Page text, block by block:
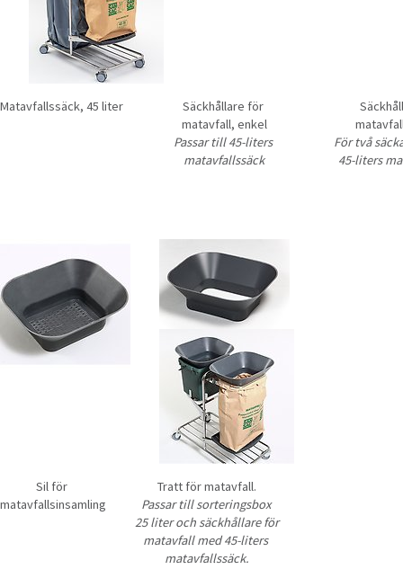
Matavfallssäck, 45 liter
Säckhållare för
matavfall, enkel
Passar till 45-liters
matavfallssäck
För två
45-liters
Förstora bilden
Sil för
matavfallsinsamling
Tratt för matavfall.
Passar till sorteringsbox
25 liter och säckhållare för
matavfall med 45-liters
matavfallssäck.